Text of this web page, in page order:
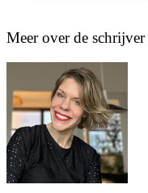
Meer over de schrijver